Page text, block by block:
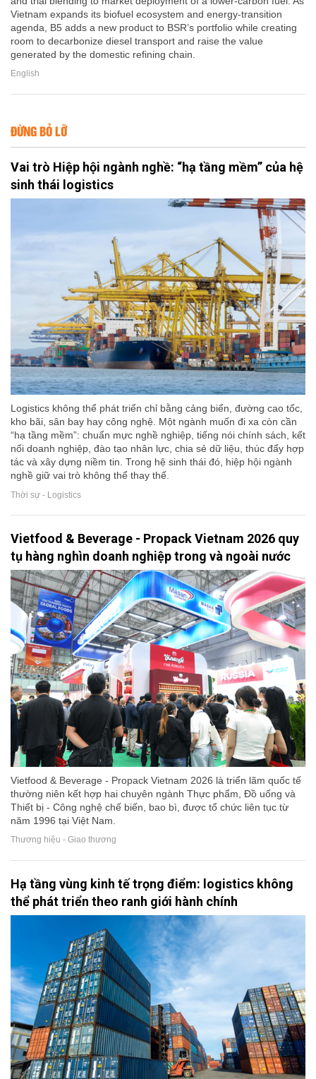
Vietnam expands its biofuel ecosystem and energy-transition
agenda, B5 adds a new product to BSR’s portfolio while creating
room to decarbonize diesel transport and raise the value
generated by the domestic refining chain.
English
ĐỪNG BỎ LỠ
Vai trò Hiệp hội ngành nghề: “hạ tầng mềm” của hệ
sinh thái logistics
Logistics không thể phát triển chỉ bằng cảng biển, đường cao tốc,
kho bãi, sân bay hay công nghệ. Một ngành muốn đi xa còn cần
“hạ tầng mềm”: chuẩn mực nghề nghiệp, tiếng nói chính sách, kết
nối doanh nghiệp, đào tạo nhân lực, chia sẻ dữ liệu, thúc đẩy hợp
tác và xây dựng niềm tin. Trong hệ sinh thái đó, hiệp hội ngành
nghề giữ vai trò không thể thay thế.
Thời sự - Logistics
Vietfood & Beverage - Propack Vietnam 2026 quy
tụ hàng nghìn doanh nghiệp trong và ngoài nước
Vietfood & Beverage - Propack Vietnam 2026 là triển lãm quốc tế
thường niên kết hợp hai chuyên ngành Thực phẩm, Đồ uống và
Thiết bị - Công nghệ chế biến, bao bì, được tổ chức liên tục từ
năm 1996 tại Việt Nam.
Thương hiệu - Giao thương
Hạ tầng vùng kinh tế trọng điểm: logistics không
thể phát triển theo ranh giới hành chính